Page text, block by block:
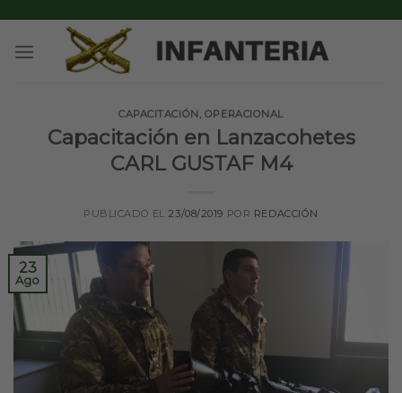
content
CAPACITACIÓN , OPERACIONAL
Capacitación en Lanzacohetes
CARL GUSTAF M4
PUBLICADO EL 23/08/2019 POR REDACCIÓN
23
Ago